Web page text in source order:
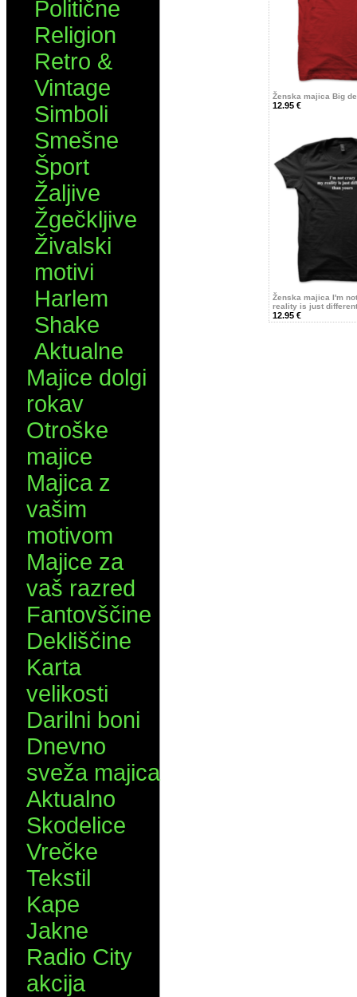
Politične
Religion
Retro &
Vintage
Simboli
Smešne
Šport
Žaljive
Žgečkljive
Živalski
motivi
Harlem
Shake
Aktualne
Majice dolgi
rokav
Otroške
majice
Majica z
vašim
motivom
Majice za
vaš razred
Fantovščine
Dekliščine
Karta
velikosti
Darilni boni
Dnevno
sveža majica
Aktualno
Skodelice
Vrečke
Tekstil
Kape
Jakne
Radio City
akcija
Ženska majica Big
12.95 €
Ženska majica I'm
reality is just
12.95 €